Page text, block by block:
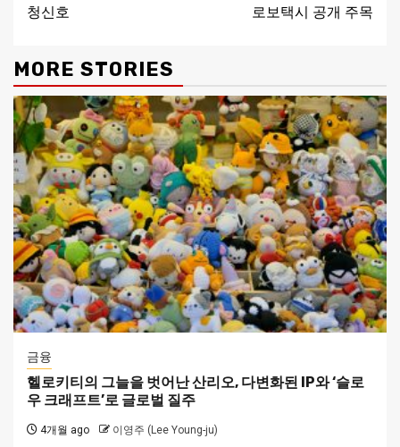
청신호
로보택시 공개 주목
MORE STORIES
금융
헬로키티의 그늘을 벗어난 산리오, 다변화된 IP와 ‘슬로
우 크래프트’로 글로벌 질주
4개월 ago 이영주 (Lee Young-ju)